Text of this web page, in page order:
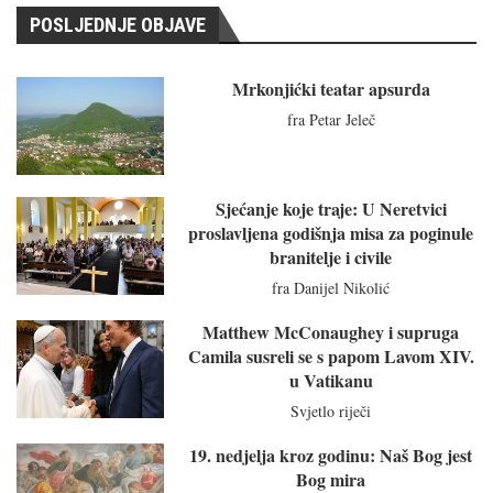
POSLJEDNJE OBJAVE
Mrkonjićki teatar apsurda
fra Petar Jeleč
Sjećanje koje traje: U Neretvici
proslavljena godišnja misa za poginule
branitelje i civile
fra Danijel Nikolić
Matthew McConaughey i supruga
Camila susreli se s papom Lavom XIV.
u Vatikanu
Svjetlo riječi
19. nedjelja kroz godinu: Naš Bog jest
Bog mira